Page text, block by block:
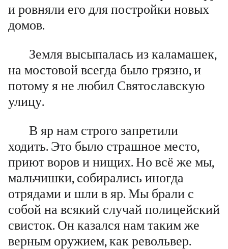
и ровняли его для постройки новых
домов.
Земля высыпалась из каламашек,
на мостовой всегда было грязно, и
потому я не любил Святославскую
улицу.
В яр нам строго запретили
ходить. Это было страшное место,
приют воров и нищих. Но всё же мы,
мальчишки, собирались иногда
отрядами и шли в яр. Мы брали с
собой на всякий случай полицейский
свисток. Он казался нам таким же
верным оружием, как револьвер.